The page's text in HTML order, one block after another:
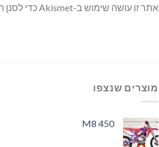
אתר זו עושה שימוש ב-Akismet כדי לסנן תגובות זבל.
מוצרים שנצפו
M8 450